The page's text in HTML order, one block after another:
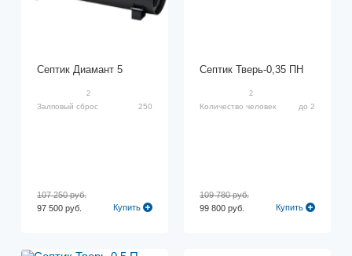
Септик Диамант 5
2
Залповый сброс 250
97 500 руб.
107 250 руб.
Купить
Септик Тверь-0,35 ПH
2
Количество человек до 2
99 800 руб.
109 780 руб.
Купить